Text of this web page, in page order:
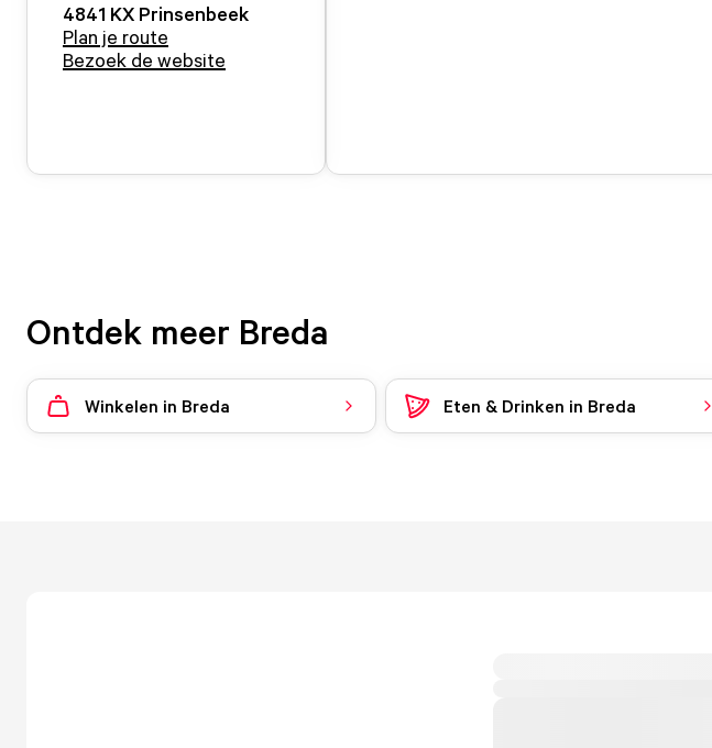
4841 KX Prinsenbeek
Plan je route
Bezoek de website
Ontdek meer Breda
Winkelen in Breda Eten & Drinken in Breda